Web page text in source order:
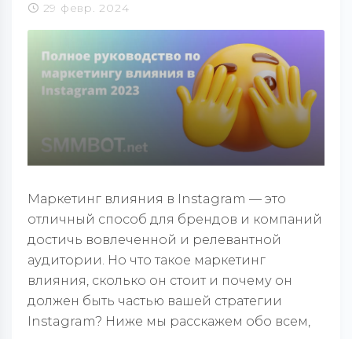
29 февр. 2024
Маркетинг влияния в Instagram — это
отличный способ для брендов и компаний
достичь вовлеченной и релевантной
аудитории. Но что такое маркетинг
влияния, сколько он стоит и почему он
должен быть частью вашей стратегии
Instagram? Ниже мы расскажем обо всем,